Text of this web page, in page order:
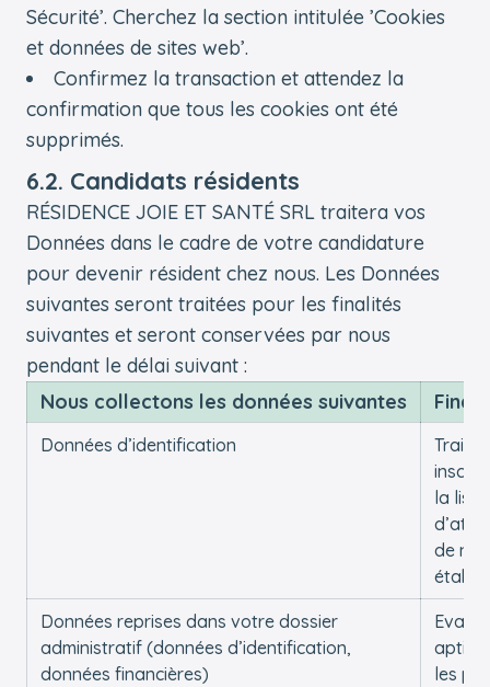
Sécurité’. Cherchez la section intitulée ’Cookies
et données de sites web’.
Confirmez la transaction et attendez la
confirmation que tous les cookies ont été
supprimés.
6.2. Candidats résidents
RÉSIDENCE JOIE ET SANTÉ SRL traitera vos
Données dans le cadre de votre candidature
pour devenir résident chez nous. Les Données
suivantes seront traitées pour les finalités
suivantes et seront conservées par nous
pendant le délai suivant :
Nous collectons les données suivantes
Données d’identification
la liste
de nos
Données reprises dans votre dossier
administratif (données d’identification,
données financières)
les